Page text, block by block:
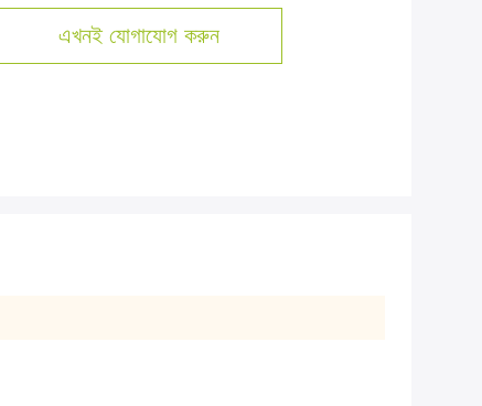
এখনই যোগাযোগ করুন